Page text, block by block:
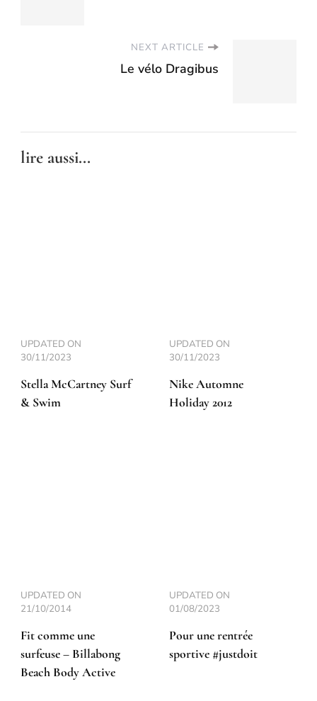
NEXT ARTICLE
Le vélo Dragibus
lire aussi...
UPDATED ON
30/11/2023
Stella McCartney Surf
& Swim
UPDATED ON
30/11/2023
Nike Automne
Holiday 2012
UPDATED ON
21/10/2014
Fit comme une
surfeuse – Billabong
Beach Body Active
UPDATED ON
01/08/2023
Pour une rentrée
sportive #justdoit